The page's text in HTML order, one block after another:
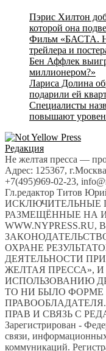
Пэрис Хилтон
которой она
Фильм «БАСТА.
трейлера и
Бен Аффлек
миллионером?»
Лариса Долина
подарили ей
Специалисты
повышают
Редакция
Не желтая пресса —
Адрес: 125367,
+7(495)969-02-23,
Гл.редактор Титов
ИСКЛЮЧИТЕЛЬНЫЕ
РАЗМЕЩЁННЫЕ НА
ОХРАНЕ
ДЕЯТЕЛЬНОСТИ
ЖЕЛТАЯ ПРЕССА»,
ИСПОЛЬЗОВАНИЮ
ТО НИ БЫЛО ФОРМЕ
ПРАВ И СВЯЗЬ С
Зарегистрирован -
связи,
коммуникаций.